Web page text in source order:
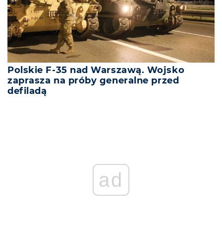
Polskie F-35 nad Warszawą. Wojsko
zaprasza na próby generalne przed
defiladą
ad